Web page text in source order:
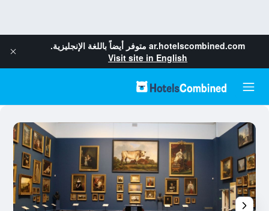
ar.hotelscombined.com متوفر أيضاً باللغة الإنجليزية.
Visit site in English